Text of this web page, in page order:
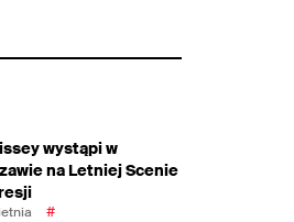
wystąpi w
na Letniej Scenie
#